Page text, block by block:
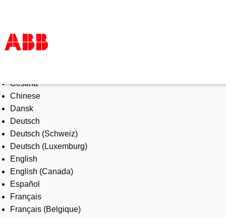
Products & Solutions
Industries
Services
About us
Where to buy
Contact us
Careers
Čeština
Chinese
Dansk
Deutsch
Deutsch (Schweiz)
Deutsch (Luxemburg)
English
English (Canada)
Español
Français
Français (Belgique)